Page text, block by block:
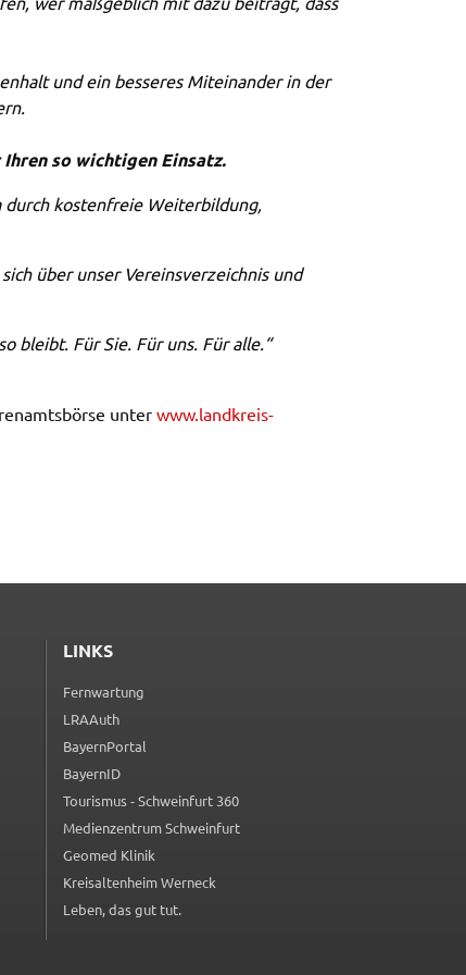
und ein besse­res Mitein­an­der in der
so wich­ti­gen Einsatz.
kosten­freie Weiter­bil­dung,
über unser Vereins­ver­zeich­nis und
bleibt. Für Sie. Für uns. Für alle.“
unter www.​landkreis-​
LINKS
Fernwartung
(externer Link, öffnet in neuem Tab)
LRAAuth
(externer Link, öffnet in neuem Tab)
BayernPortal
(externer Link, öffnet in neuem Tab)
BayernID
(externer Link, öffnet in neuem Tab)
Tourismus - Schweinfurt 360
(externer Link, öffnet in neuem Tab)
Medienzentrum Schweinfurt
(externer Link, öffnet in neuem Tab)
Geomed Klinik
(externer Link, öffnet in neuem Tab)
Kreisaltenheim Werneck
(externer Link, öffnet in neuem Tab)
Leben, das gut tut.
(externer Link, öffnet in neuem Tab)